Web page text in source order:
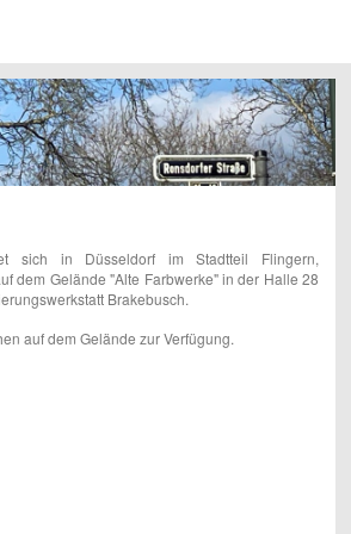
sich in Düsseldorf im Stadtteil Flingern,
dem Gelände "Alte Farbwerke" in der Halle 28
Brakebusch.
auf dem Gelände zur Verfügung.